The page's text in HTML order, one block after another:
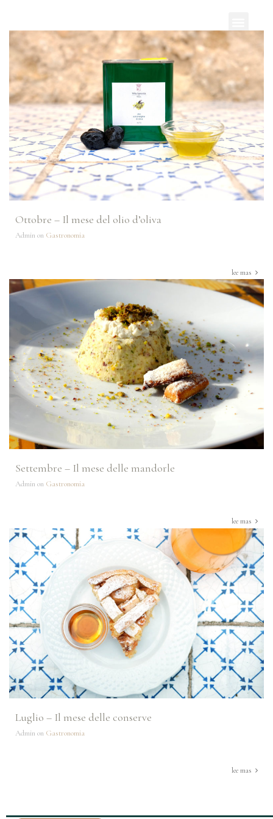
Ottobre – Il mese del olio d’oliva
Admin on Gastronomia
lee mas
Settembre – Il mese delle mandorle
Admin on Gastronomia
lee mas
Luglio – Il mese delle conserve
Admin on Gastronomia
lee mas